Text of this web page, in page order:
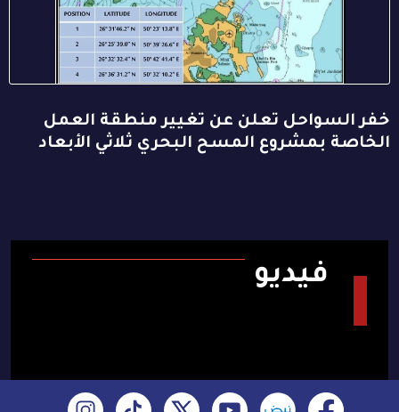
خفر السواحل تعلن عن تغيير منطقة العمل
الخاصة بمشروع المسح البحري ثلاثي الأبعاد
فيديو